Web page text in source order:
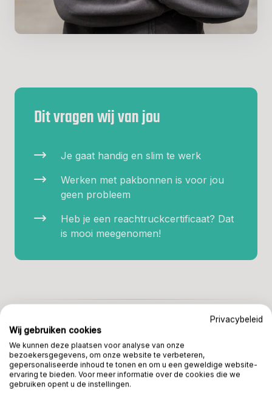
Dit vragen wij van jou
Je gaat handig en slim te werk
Werken met pakbonnen is voor jou
geen probleem
Heb je een reachtruckcertificaat? Dat
is mooi meegenomen!
IN BEELD
De Beer Veenendaal
Privacybeleid
Wij gebruiken cookies
We kunnen deze plaatsen voor analyse van onze
bezoekersgegevens, om onze website te verbeteren,
gepersonaliseerde inhoud te tonen en om u een geweldige website-
ervaring te bieden. Voor meer informatie over de cookies die we
gebruiken opent u de instellingen.